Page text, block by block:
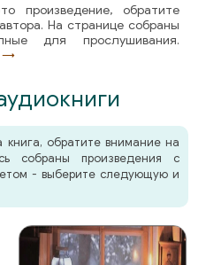
произведение, обратите
На странице собраны
для прослушивания.
→
книга, обратите внимание на
собраны произведения с
- выберите следующую и